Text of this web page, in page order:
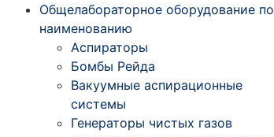
Общелабораторное оборудование по
наименованию
Аспираторы
Бомбы Рейда
Вакуумные аспирационные
системы
Генераторы чистых газов